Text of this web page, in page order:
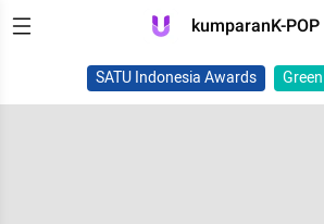
kumparanK-POP
SATU Indonesia Awards